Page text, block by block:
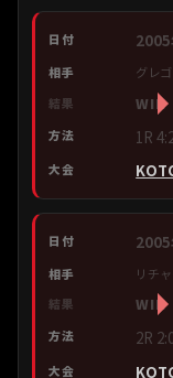
グレ
WIN
1R
リチ
WIN
2R